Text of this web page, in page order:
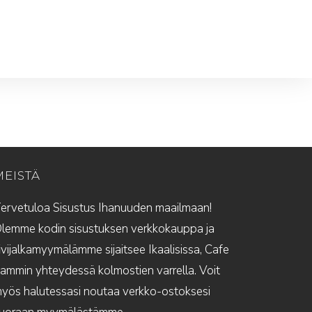
Sisustus Ihanuuden maailmaan!
kodin sisustuksen verkkokauppa ja
sijaitsee Ikaalisissa, Cafe
yhteydessä kolmostien varrella. Voit
halutessasi noutaa verkko-ostoksesi